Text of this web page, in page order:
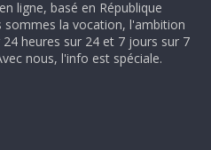
ligne, basé en République
sommes la vocation, l'ambition
heures sur 24 et 7 jours sur 7
nous, l'info est spéciale.